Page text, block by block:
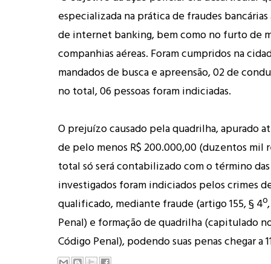
especializada na prática de fraudes
de internet banking, bem como no furto de
companhias aéreas. Foram cumpridos na
mandados de busca e apreensão, 02 de
no total, 06 pessoas foram indiciadas.
O prejuízo causado pela quadrilha, apurado
de pelo menos R$ 200.000,00 (duzentos mil
total só será contabilizado com o término das
investigados foram indiciados pelos crimes
qualificado, mediante fraude (artigo 155, §
Penal) e formação de quadrilha (capitulado
Código Penal), podendo suas penas chegar a